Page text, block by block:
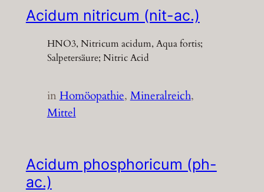
Acidum nitricum (nit-ac.)
HNO3, Nitricum acidum, Aqua fortis;
Salpetersäure; Nitric Acid
inHomöopathie, Mineralreich
Mittel
Acidum phosphoricum (ph-
ac.)